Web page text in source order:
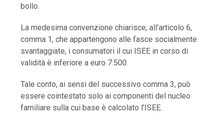
bollo.
La medesima convenzione chiarisce, all’articolo 6,
comma 1, che appartengono alle fasce socialmente
svantaggiate, i consumatori il cui ISEE in corso di
validità è inferiore a euro 7.500.
Tale conto, ai sensi del successivo comma 3, può
essere cointestato solo ai componenti del nucleo
familiare sulla cui base è calcolato l’ISEE.